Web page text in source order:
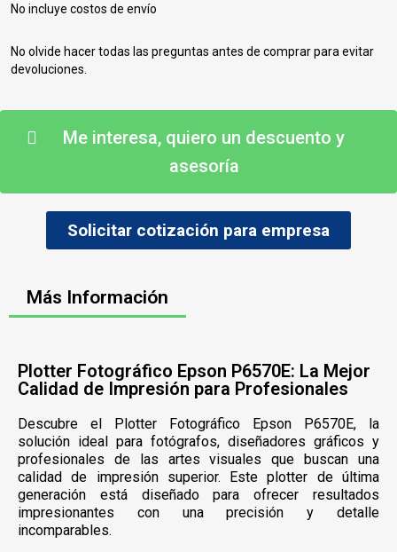
No incluye costos de envío
No olvide hacer todas las preguntas antes de comprar para evitar
devoluciones.
Me interesa, quiero un descuento y
asesoría
Solicitar cotización para empresa
Más Información
Plotter Fotográfico Epson P6570E: La Mejor
Calidad de Impresión para Profesionales
Descubre el Plotter Fotográfico Epson P6570E, la
solución ideal para fotógrafos, diseñadores gráficos y
profesionales de las artes visuales que buscan una
calidad de impresión superior. Este plotter de última
generación está diseñado para ofrecer resultados
impresionantes con una precisión y detalle
incomparables.